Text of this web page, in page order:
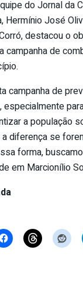
do Jornal da
Hermínio José
destacou o
campanha de
campanha de
especialmente
a população
diferença se
forma,
em Marcionílio